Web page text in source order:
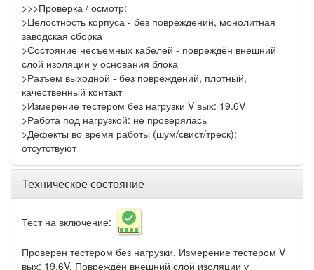
>>>Проверка / осмотр:
>Целостность корпуса - без повреждений, монолитная
заводская сборка
>Состояние несъемных кабелей - повреждён внешний
слой изоляции у основания блока
>Разъем выходной - без повреждений, плотный,
качественный контакт
>Измерение тестером без нагрузки V вых: 19.6V
>Работа под нагрузкой: не проверялась
>Дефекты во время работы (шум/свист/треск):
отсутствуют
Техническое состояние
Тест на включение:
Проверен тестером без нагрузки. Измерение тестером V
вых: 19.6V. Повреждён внешний слой изоляции у